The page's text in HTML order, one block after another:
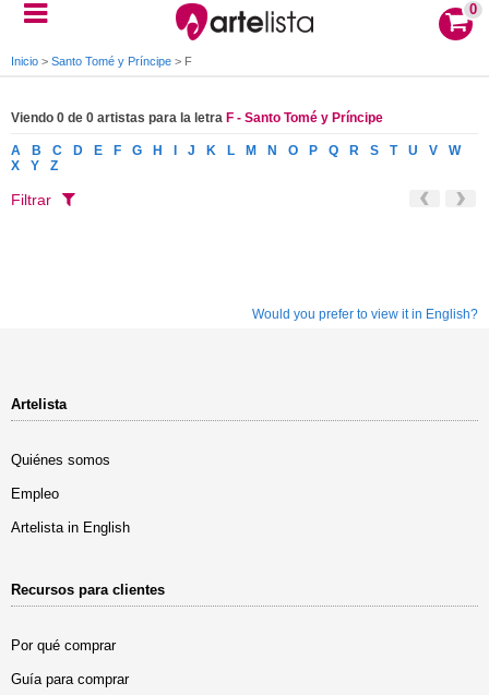
0
Inicio > Santo Tomé y Príncipe > F
Viendo 0 de 0 artistas para la letra F - Santo Tomé y Príncipe
A B C D E F G H J K L M N O P Q R S T U V
W
X
Y Z
Filtrar
Would you prefer to view it in English?
Artelista
Quiénes somos
Empleo
Artelista in English
Recursos para clientes
Por qué comprar
Guía para comprar